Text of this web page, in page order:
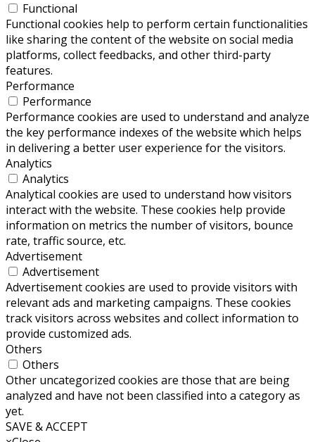
Functional
Functional cookies help to perform certain functionalities
like sharing the content of the website on social media
platforms, collect feedbacks, and other third-party
features.
Performance
Performance
Performance cookies are used to understand and analyze
the key performance indexes of the website which helps
in delivering a better user experience for the visitors.
Analytics
Analytics
Analytical cookies are used to understand how visitors
interact with the website. These cookies help provide
information on metrics the number of visitors, bounce
rate, traffic source, etc.
Advertisement
Advertisement
Advertisement cookies are used to provide visitors with
relevant ads and marketing campaigns. These cookies
track visitors across websites and collect information to
provide customized ads.
Others
Others
Other uncategorized cookies are those that are being
analyzed and have not been classified into a category as
yet.
SAVE & ACCEPT